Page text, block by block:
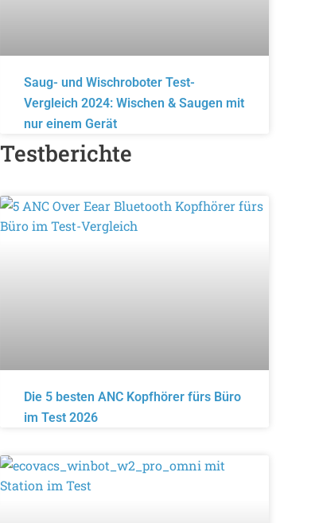
Saug- und Wischroboter Test-
Vergleich 2024: Wischen & Saugen mit
nur einem Gerät
Testberichte
Die 5 besten ANC Kopfhörer fürs Büro
im Test 2026